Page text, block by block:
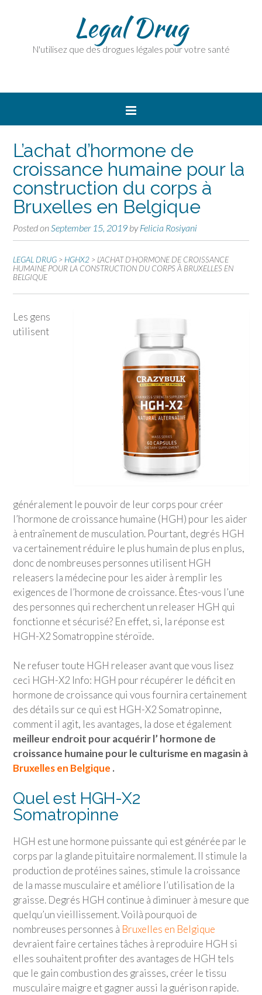
Legal Drug
N'utilisez que des drogues légales pour votre santé
L’achat d’hormone de
croissance humaine pour la
construction du corps à
Bruxelles en Belgique
Posted onSeptember 15, 2019 byFelicia Rosiyani
LEGAL DRUG > HGHX2 > L’ACHAT D’HORMONE DE CROISSANCE
HUMAINE POUR LA CONSTRUCTION DU CORPS À BRUXELLES EN
BELGIQUE
Les gens
utilisent
généralement le pouvoir de leur corps pour créer
l’hormone de croissance humaine (HGH) pour les aider
à entraînement de musculation. Pourtant, degrés HGH
va certainement réduire le plus humain de plus en plus,
donc de nombreuses personnes utilisent HGH
releasers la médecine pour les aider à remplir les
exigences de l’hormone de croissance. Êtes-vous l’une
des personnes qui recherchent un releaser HGH qui
fonctionne et sécurisé? En effet, si, la réponse est
HGH-X2 Somatroppine stéroïde.
Ne refuser toute HGH releaser avant que vous lisez
ceci HGH-X2 Info: HGH pour récupérer le déficit en
hormone de croissance qui vous fournira certainement
des détails sur ce qui est HGH-X2 Somatropinne,
comment il agit, les avantages, la dose et également
meilleur endroit pour acquérir l’ hormone de
croissance humaine pour le culturisme en magasin à
Bruxelles en Belgique .
Quel est HGH-X2
Somatropinne
HGH est une hormone puissante qui est générée par le
corps par la glande pituitaire normalement. Il stimule la
production de protéines saines, stimule la croissance
de la masse musculaire et améliore l’utilisation de la
graisse. Degrés HGH continue à diminuer à mesure que
quelqu’un vieillissement. Voilà pourquoi de
nombreuses personnes à Bruxelles en Belgique
devraient faire certaines tâches à reproduire HGH si
elles souhaitent profiter des avantages de HGH tels
que le gain combustion des graisses, créer le tissu
musculaire maigre et gagner aussi la guérison rapide.